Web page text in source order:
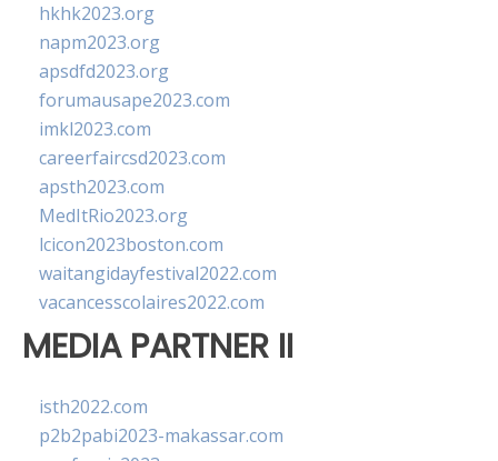
hkhk2023.org
napm2023.org
apsdfd2023.org
forumausape2023.com
imkl2023.com
careerfaircsd2023.com
apsth2023.com
MedItRio2023.org
lcicon2023boston.com
waitangidayfestival2022.com
vacancesscolaires2022.com
MEDIA PARTNER II
isth2022.com
p2b2pabi2023-makassar.com